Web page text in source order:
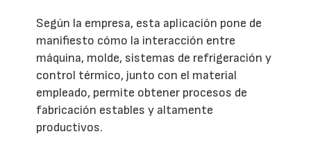
Según la empresa, esta aplicación pone de
manifiesto cómo la interacción entre
máquina, molde, sistemas de refrigeración y
control térmico, junto con el material
empleado, permite obtener procesos de
fabricación estables y altamente
productivos.